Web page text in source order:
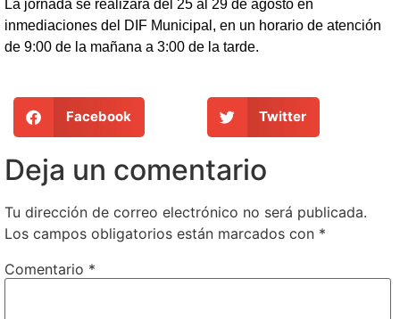
La jornada se realizará del 25 al 29 de agosto en
inmediaciones del DIF Municipal, en un horario de atención
de 9:00 de la mañana a 3:00 de la tarde.
Facebook Twitter
Deja un comentario
Tu dirección de correo electrónico no será publicada.
Los campos obligatorios están marcados con *
Comentario *